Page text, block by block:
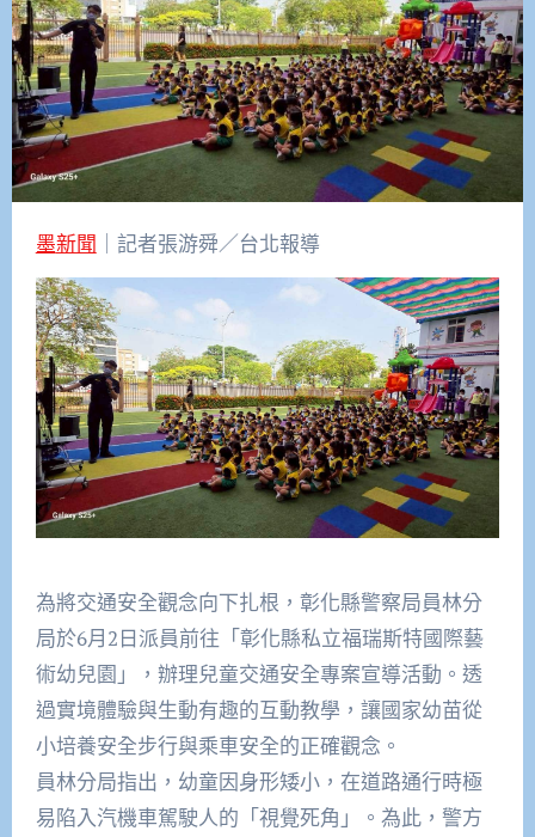
墨新聞 ｜記者張游舜／台北報導
為將交通安全觀念向下扎根，彰化縣警察局員林分
局於6月2日派員前往「彰化縣私立福瑞斯特國際藝
術幼兒園」，辦理兒童交通安全專案宣導活動。透
過實境體驗與生動有趣的互動教學，讓國家幼苗從
小培養安全步行與乘車安全的正確觀念。
員林分局指出，幼童因身形矮小，在道路通行時極
易陷入汽機車駕駛人的「視覺死角」。為此，警方